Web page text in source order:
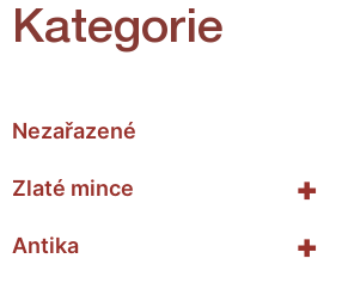
Kategorie
Nezařazené
+
Zlaté mince
+
Antika